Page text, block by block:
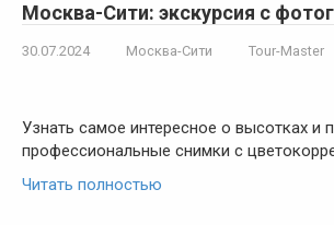
Москва-Сити: экскурсия с
30.07.2024 Москва-Сити Tour-Master
Узнать самое интересное о высотках и
профессиональные снимки с
Читать полностью